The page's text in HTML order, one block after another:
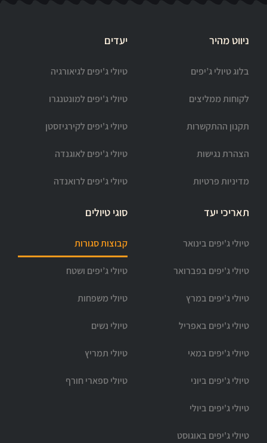
ניווט מהיר
בלוג טיולי ג’יפים
לקוחות ממליצים
תקנון ההתקשרות
הצהרת נגישות
מדיניות פרטיות
יעדים
טיולי ג'יפים לגיאורגיה
טיולי ג'יפים למונטנגרו
טיולי ג'יפים לקירגיזסטן
טיולי ג'יפים לאוגנדה
טיולי ג'יפים לרואנדה
תאריכי יעד
טיולי ג'יפים בינואר
טיולי ג'יפים בפברואר
טיולי ג'יפים במרץ
טיולי ג'יפים באפריל
טיולי ג'יפים במאי
טיולי ג'יפים ביוני
טיולי ג'יפים ביולי
טיולי ג'יפים באוגוסט
סוגי טיולים
קבוצות סגורות
טיולי ג’יפים ושטח
טיולי משפחות
טיולי נשים
טיולי תמריץ
טיולי ספארי חורף